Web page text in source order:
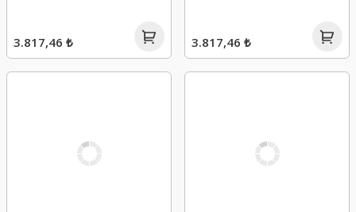
3.817,46 ₺ 3.817,46 ₺